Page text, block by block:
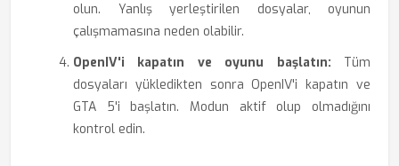
olun. Yanlış yerleştirilen dosyalar, oyunun
çalışmamasına neden olabilir.
OpenIV'i kapatın ve oyunu başlatın: Tüm
dosyaları yükledikten sonra OpenIV'i kapatın ve
GTA 5'i başlatın. Modun aktif olup olmadığını
kontrol edin.